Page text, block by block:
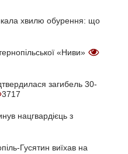
хвилю обурення: що
«Ниви»
загибель 30-
3717
нацгвардієць з
Гусятин виїхав на